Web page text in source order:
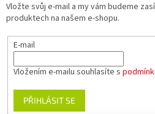
Vložte svůj e-mail a my vám budeme
produktech na našem e-shopu.
E-mail
Vložením e-mailu souhlasíte s
PŘIHLÁSIT SE